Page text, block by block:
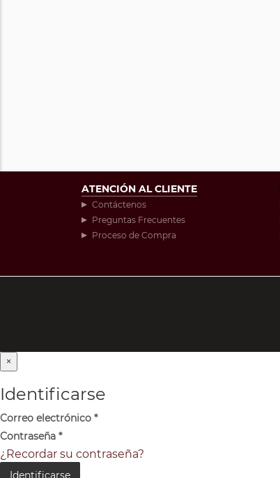
ATENCIÓN AL CLIENTE
Contáctenos
Preguntas Frecuentes
Proceso de Compra
×
Identificarse
Correo electrónico *
Contraseña *
¿Recordar su contraseña?
Identificarse